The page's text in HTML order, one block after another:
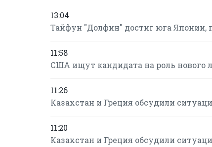
13:04
Тайфун "Долфин" достиг юга Японии,
11:58
США ищут кандидата на роль нового
11:26
Казахстан и Греция обсудили
11:20
Казахстан и Греция обсудили